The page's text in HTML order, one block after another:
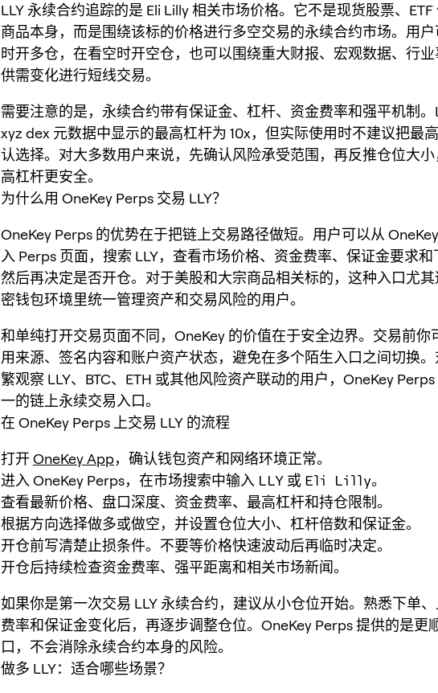
LLY 永续合约追踪的是 Eli Lilly 相关市场价格。它不是现货股票、ETF
商品本身，而是围绕该标的价格进行多空交易的永续合约市场。用
时开多仓，在看空时开空仓，也可以围绕重大财报、宏观数据、行
供需变化进行短线交易。
需要注意的是，永续合约带有保证金、杠杆、资金费率和强平机制。
xyz dex 元数据中显示的最高杠杆为 10x，但实际使用时不建议把最
认选择。对大多数用户来说，先确认风险承受范围，再反推仓位大
高杠杆更安全。
为什么用 OneKey Perps 交易 LLY？
OneKey Perps 的优势在于把链上交易路径做短。用户可以从
入 Perps 页面，搜索 LLY，查看市场价格、资金费率、保证金要求和
然后再决定是否开仓。对于美股和大宗商品相关标的，这种入口尤
密钱包环境里统一管理资产和交易风险的用户。
和单纯打开交易页面不同，OneKey 的价值在于安全边界。交易前你
用来源、签名内容和账户资产状态，避免在多个陌生入口之间切换
繁观察 LLY、BTC、ETH 或其他风险资产联动的用户，OneKey
一的链上永续交易入口。
在 OneKey Perps 上交易 LLY 的流程
打开 OneKey App，确认钱包资产和网络环境正常。
进入 OneKey Perps，在市场搜索中输入 LLY 或 Eli Lilly。
查看最新价格、盘口深度、资金费率、最高杠杆和持仓限制。
根据方向选择做多或做空，并设置仓位大小、杠杆倍数和保证金。
开仓前写清楚止损条件。不要等价格快速波动后再临时决定。
开仓后持续检查资金费率、强平距离和相关市场新闻。
如果你是第一次交易 LLY 永续合约，建议从小仓位开始。熟悉下单
费率和保证金变化后，再逐步调整仓位。OneKey Perps 提供的是更
口，不会消除永续合约本身的风险。
做多 LLY：适合哪些场景？